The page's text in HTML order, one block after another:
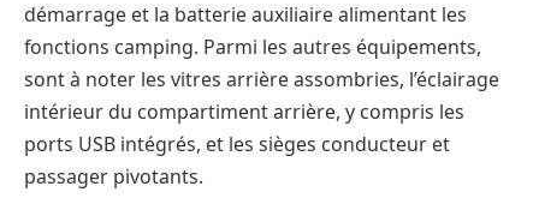
démarrage et la batterie auxiliaire alimentant les
fonctions camping. Parmi les autres équipements,
sont à noter les vitres arrière assombries, l’éclairage
intérieur du compartiment arrière, y compris les
ports USB intégrés, et les sièges conducteur et
passager pivotants.